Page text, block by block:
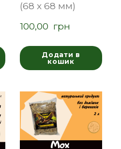
(68 x 68 мм)
100,00  грн
Додати в
кошик